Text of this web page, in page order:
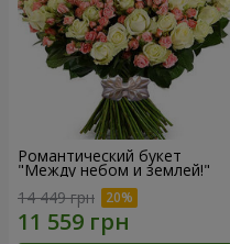
Романтический букет
"Между небом и землей!"
14 449 грн